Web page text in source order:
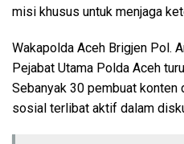
misi khusus untuk menjaga
Wakapolda Aceh Brigjen Pol.
Pejabat Utama Polda Aceh
Sebanyak 30 pembuat
sosial terlibat aktif dalam